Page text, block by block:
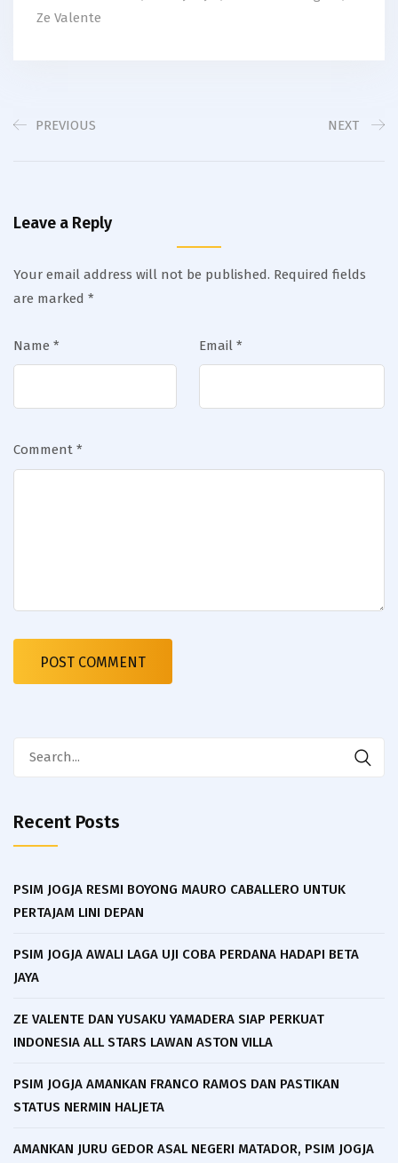
Ze Valente
PREVIOUS NEXT
Leave a Reply
Your email address will not be published. Required fields
are marked *
Name * Email *
Comment *
Recent Posts
PSIM JOGJA RESMI BOYONG MAURO CABALLERO UNTUK
PERTAJAM LINI DEPAN
PSIM JOGJA AWALI LAGA UJI COBA PERDANA HADAPI BETA
JAYA
ZE VALENTE DAN YUSAKU YAMADERA SIAP PERKUAT
INDONESIA ALL STARS LAWAN ASTON VILLA
PSIM JOGJA AMANKAN FRANCO RAMOS DAN PASTIKAN
STATUS NERMIN HALJETA
AMANKAN JURU GEDOR ASAL NEGERI MATADOR, PSIM JOGJA